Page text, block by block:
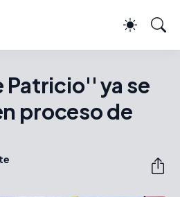
Patricio'' ya se
proceso de